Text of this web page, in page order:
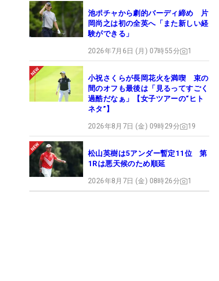
池ポチャから劇的バーディ締め 片
岡尚之は初の全英へ「また新しい経
験ができる」
2026年7月6日 (月) 07時55分 1
小祝さくらが長岡花火を満喫 束の
間のオフも最後は「見るってすごく
過酷だなぁ」【女子ツアーの“ヒト
ネタ”】
2026年8月7日 (金) 09時29分 19
松山英樹は5アンダー暫定11位 第
1Rは悪天候のため順延
2026年8月7日 (金) 08時26分 1